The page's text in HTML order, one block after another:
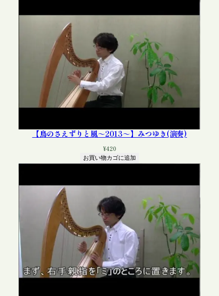
【鳥のさえずりと風～2013～】みつゆき(演奏)
¥420
お買い物カゴに追加